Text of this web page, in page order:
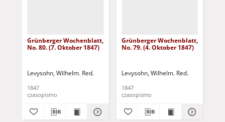
Grünberger Wochenblatt,
No. 80. (7. Oktober 1847)
Levysohn, Wilhelm. Red.
1847
czasopismo
Grünberger Wochenblatt,
No. 79. (4. Oktober 1847)
Levysohn, Wilhelm. Red.
1847
czasopismo